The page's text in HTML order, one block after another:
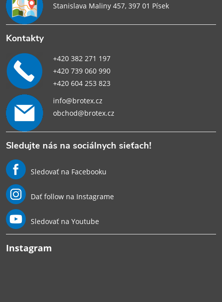
Stanislava Maliny 457, 397 01 Písek
Kontakty
+420 382 271 197
+420 739 060 990
+420 604 253 823
info@brotex.cz
obchod@brotex.cz
Sledujte nás na sociálnych sieťach!
Sledovať na Facebooku
Dať follow na Instagrame
Sledovať na Youtube
Instagram